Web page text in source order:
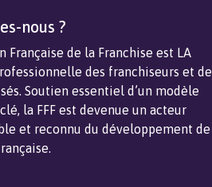
nous ?
Française de la Franchise est LA
des franchiseurs et de
Soutien essentiel d’un modèle
la FFF est devenue un acteur
et reconnu du développement de